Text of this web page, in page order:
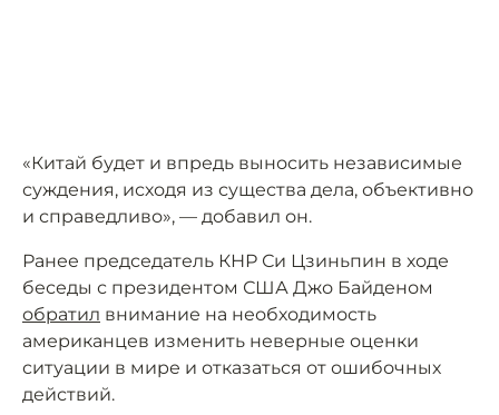
«Китай будет и впредь выносить независимые
суждения, исходя из существа дела, объективно
и справедливо», — добавил он.
Ранее председатель КНР Си Цзиньпин в ходе
беседы с президентом США Джо Байденом
обратил внимание на необходимость
американцев изменить неверные оценки
ситуации в мире и отказаться от ошибочных
действий.